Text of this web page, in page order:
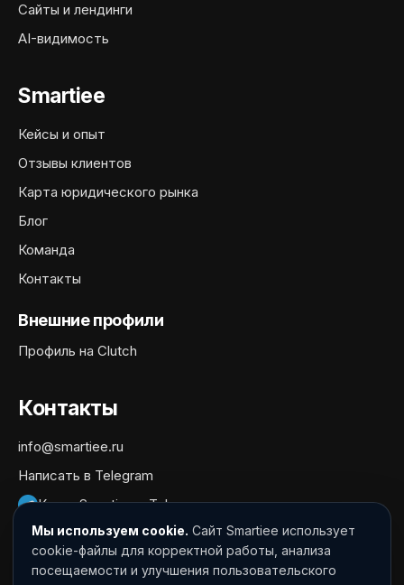
Сайты и лендинги
AI-видимость
Smartiee
Кейсы и опыт
Отзывы клиентов
Карта юридического рынка
Блог
Команда
Контакты
Внешние профили
Профиль на Clutch
Контакты
info@smartiee.ru
Написать в Telegram
Канал Smartiee в Telegram
Документы
Политика обработки персональных данных
Мы используем cookie. Сайт Smartiee использует
cookie-файлы для корректной работы, анализа
посещаемости и улучшения пользовательского